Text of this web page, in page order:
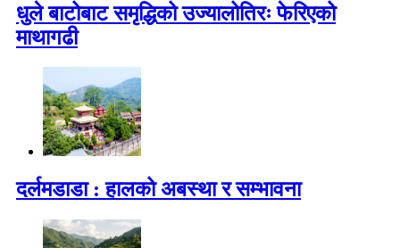
धुले बाटोबाट समृद्धिको उज्यालोतिरः फेरिएको
माथागढी
दर्लमडाडा : हालको अबस्था र सम्भावना